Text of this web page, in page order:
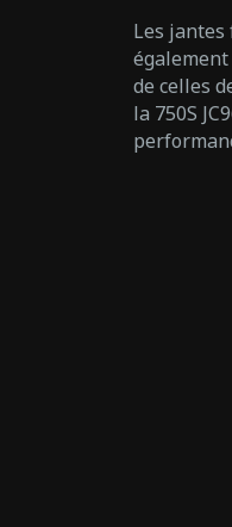
Les
de celles
la 750S